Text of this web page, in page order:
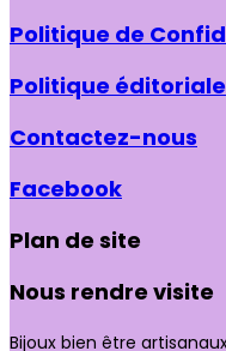
Politique de
Politique éditoriale
Contactez-nous
Facebook
Plan de site
Nous rendre visite
Bijoux bien être